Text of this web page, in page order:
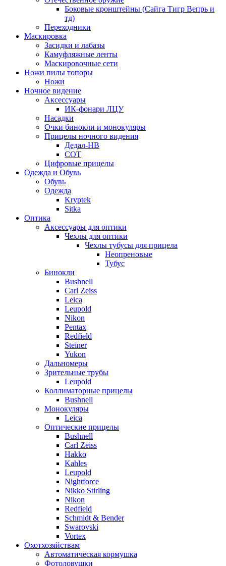
Боковые кронштейны (Сайга Тигр Вепрь и
тд)
Переходники
Маскировка
Засидки и лабазы
Камуфляжные ленты
Маскировочные сети
Ножи пилы топоры
Ножи
Ночное видение
Аксессуары
ИК-фонари ЛЦУ
Насадки
Очки бинокли и монокуляры
Прицелы ночного видения
Дедал-НВ
СОТ
Цифровые прицелы
Одежда и Обувь
Обувь
Одежда
Kryptek
Sitka
Оптика
Аксессуары для оптики
Чехлы для оптики
Чехлы тубусы для прицела
Неопреновые
Тубус
Бинокли
Bushnell
Carl Zeiss
Leica
Leupold
Nikon
Pentax
Redfield
Steiner
Yukon
Дальномеры
Зрительные трубы
Leupold
Коллиматорные прицелы
Bushnell
Монокуляры
Leica
Оптические прицелы
Bushnell
Carl Zeiss
Hakko
Kahles
Leupold
Nightforce
Nikko Stirling
Nikon
Redfield
Schmidt & Bender
Swarovski
Vortex
Охотхозяйствам
Автоматическая кормушка
Фотоловушки